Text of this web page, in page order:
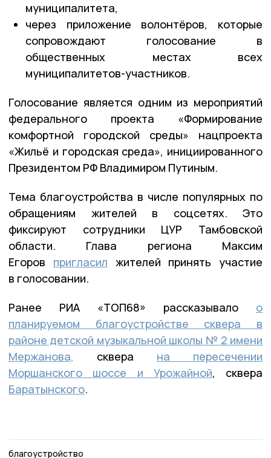
муниципалитета,
через приложение волонтёров, которые
сопровождают голосование в
общественных местах всех
муниципалитетов-участников.
Голосование является одним из мероприятий
федерального проекта «Формирование
комфортной городской среды» нацпроекта
«Жильё и городская среда», инициированного
Президентом РФ Владимиром Путиным.
Тема благоустройства в числе популярных по
обращениям жителей в соцсетях. Это
фиксируют сотрудники ЦУР Тамбовской
области. Глава региона Максим
Егоров пригласил жителей принять участие
в голосовании.
Ранее РИА «ТОП68» рассказывало о
планируемом благоустройстве сквера в
районе детской музыкальной школы № 2 имени
Мержанова, сквера на пересечении
Моршанского шоссе и Урожайной, сквера
Баратынского.
благоустройство